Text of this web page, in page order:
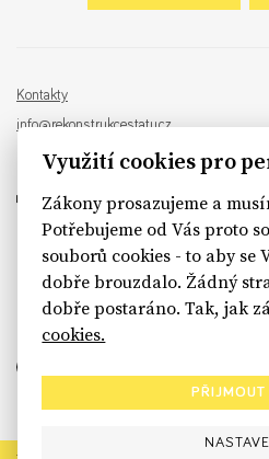
Kontakty
info@rekonstrukcestatu.cz
Návrh a vývoj: Sinfin , ilustrace:
sinfin.digital
Využití cookies pro
Zákony prosazujeme a
Potřebujeme od Vás proto
souborů cookies - to aby se
dobře brouzdalo. Žádný
dobře postaráno. Tak, jak
cookies.
PŘIJMOUT